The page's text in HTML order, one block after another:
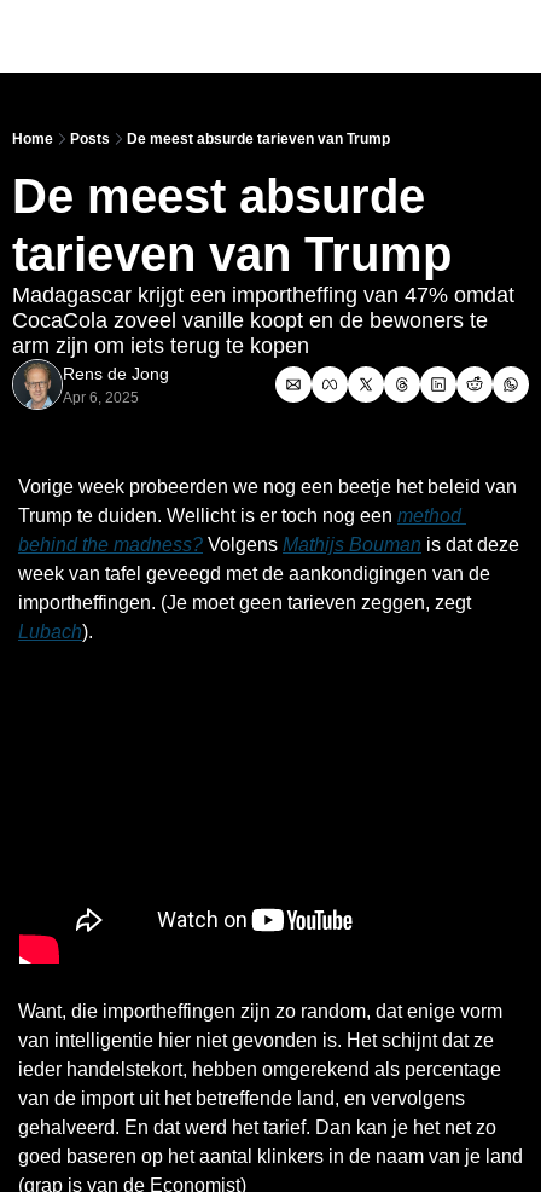
Home Posts De meest absurde tarieven van Trump
De meest absurde
tarieven van Trump
Madagascar krijgt een importheffing van 47% omdat
CocaCola zoveel vanille koopt en de bewoners te
arm zijn om iets terug te kopen
Rens de Jong
Apr 6, 2025
Vorige week probeerden we nog een beetje het beleid van
Trump te duiden. Wellicht is er toch nog een method
behind the madness? Volgens Mathijs Bouman is dat deze
week van tafel geveegd met de aankondigingen van de
importheffingen. (Je moet geen tarieven zeggen, zegt
Lubach).
Want, die importheffingen zijn zo random, dat enige vorm
van intelligentie hier niet gevonden is. Het schijnt dat ze
ieder handelstekort, hebben omgerekend als percentage
van de import uit het betreffende land, en vervolgens
gehalveerd. En dat werd het tarief. Dan kan je het net zo
goed baseren op het aantal klinkers in de naam van je land
(grap is van de Economist)